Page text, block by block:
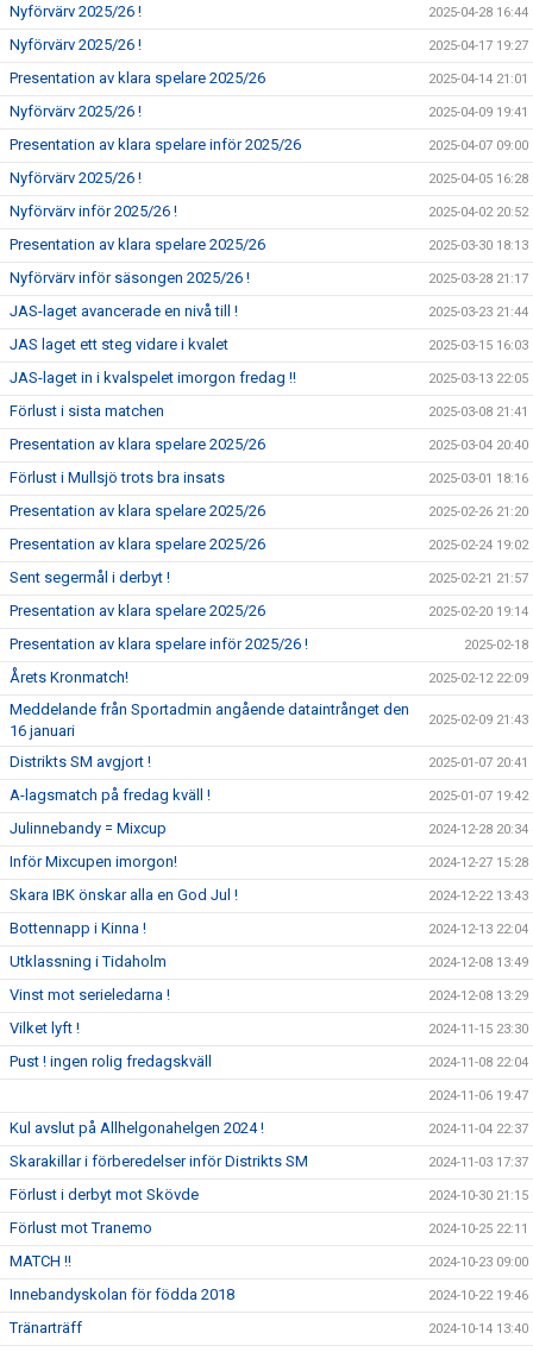
Nyförvärv 2025/26 ! 2025-04-28 16:44
Nyförvärv 2025/26 ! 2025-04-17 19:27
Presentation av klara spelare 2025/26 2025-04-14 21:01
Nyförvärv 2025/26 ! 2025-04-09 19:41
Presentation av klara spelare inför 2025/26 2025-04-07 09:00
Nyförvärv 2025/26 ! 2025-04-05 16:28
Nyförvärv inför 2025/26 ! 2025-04-02 20:52
Presentation av klara spelare 2025/26 2025-03-30 18:13
Nyförvärv inför säsongen 2025/26 ! 2025-03-28 21:17
JAS-laget avancerade en nivå till ! 2025-03-23 21:44
JAS laget ett steg vidare i kvalet 2025-03-15 16:03
JAS-laget in i kvalspelet imorgon fredag !! 2025-03-13 22:05
Förlust i sista matchen 2025-03-08 21:41
Presentation av klara spelare 2025/26 2025-03-04 20:40
Förlust i Mullsjö trots bra insats 2025-03-01 18:16
Presentation av klara spelare 2025/26 2025-02-26 21:20
Presentation av klara spelare 2025/26 2025-02-24 19:02
Sent segermål i derbyt ! 2025-02-21 21:57
Presentation av klara spelare 2025/26 2025-02-20 19:14
Presentation av klara spelare inför 2025/26 ! 2025-02-18
Årets Kronmatch! 2025-02-12 22:09
Meddelande från Sportadmin angående dataintrånget den
16 januari
2025-02-09 21:43
Distrikts SM avgjort ! 2025-01-07 20:41
A-lagsmatch på fredag kväll ! 2025-01-07 19:42
Julinnebandy = Mixcup 2024-12-28 20:34
Inför Mixcupen imorgon! 2024-12-27 15:28
Skara IBK önskar alla en God Jul ! 2024-12-22 13:43
Bottennapp i Kinna ! 2024-12-13 22:04
Utklassning i Tidaholm 2024-12-08 13:49
Vinst mot serieledarna ! 2024-12-08 13:29
Vilket lyft ! 2024-11-15 23:30
Pust ! ingen rolig fredagskväll 2024-11-08 22:04
2024-11-06 19:47
Kul avslut på Allhelgonahelgen 2024 ! 2024-11-04 22:37
Skarakillar i förberedelser inför Distrikts SM 2024-11-03 17:37
Förlust i derbyt mot Skövde 2024-10-30 21:15
Förlust mot Tranemo 2024-10-25 22:11
MATCH !! 2024-10-23 09:00
Innebandyskolan för födda 2018 2024-10-22 19:46
Tränarträff 2024-10-14 13:40